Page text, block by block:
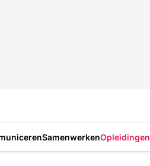
SamenwerkenOpleidingen